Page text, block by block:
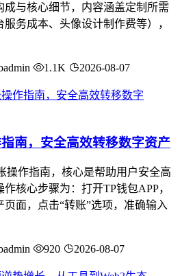
成与核心细节，内容涵盖定制所需
务成本、头像设计制作费等），
1.1K 2026-08-07
南，安全高效转移数字资产
操作指南，核心是帮助用户安全高
核心步骤为：打开TP钱包APP，
面，点击“转账”选项，准确输入
920 2026-08-07